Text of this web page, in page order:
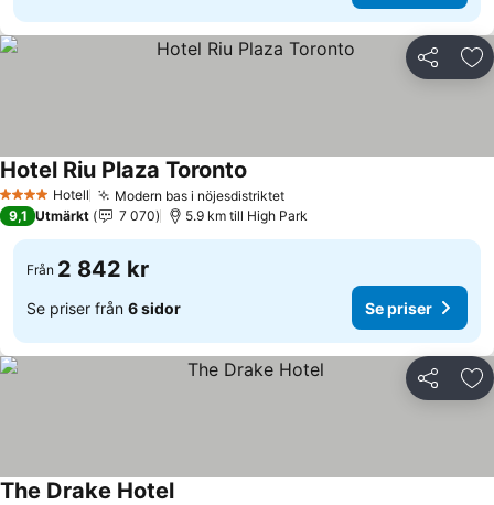
Dela
4 StjärnorHotell Modern bas i nöjesdistriktet
Hotel Riu Plaza Toronto
9,1 Utmärkt 7 070 5.9 km till High Park
Från 2 842 kr
Se priser från 6 sidor Se priser
Dela
The Drake Hotel